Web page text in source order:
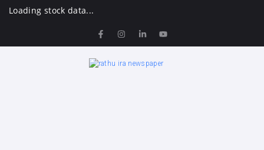
Loading stock data...